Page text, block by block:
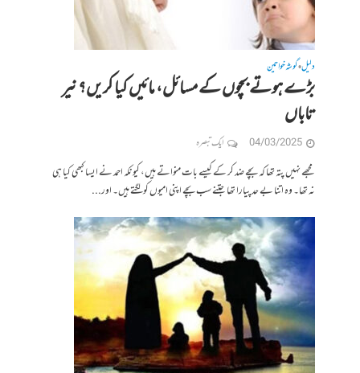
دلیل•گوشہ خواتین
بڑے ہوتے بچوں کے مسائل، مائیں کیا کریں؟ نیر
تاباں
04/03/2025 ایک تبصرہ
مجھے نہیں پتہ تھا کہ بچے ضد کر کے کیسے بات منواتے ہیں، کیونکہ احمد نے ایسا کبھی کیا ہی
نہ تھا۔ وہ اتنا بے حد پیارا تھا جتنے سب بچے اپنی امیوں کو لگتے ہیں۔ اور...